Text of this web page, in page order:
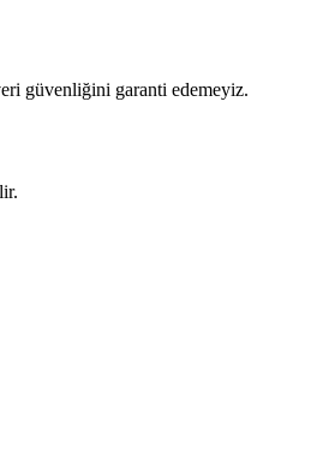
güvenliğini garanti edemeyiz.